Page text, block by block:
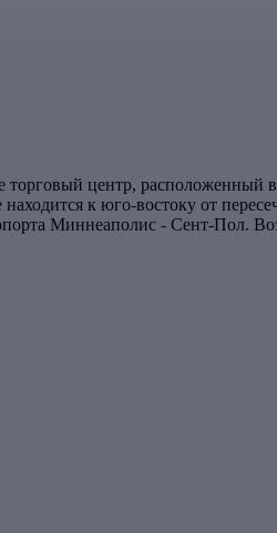
центр,
к юго-востоку от
Миннеаполис - Сент-Пол.